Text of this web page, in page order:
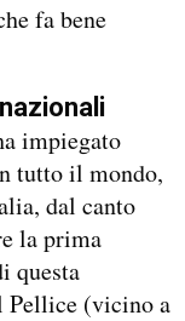
fa bene
impiegato
tutto il mondo,
dal canto
la prima
questa
Pellice (vicino a